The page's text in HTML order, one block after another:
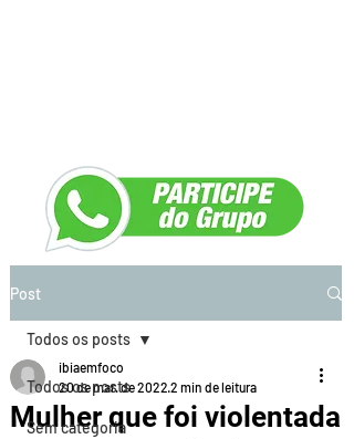
Post
Todos os posts
Sem categoria
Todos os posts
Mulher que foi violentada
ibiaemfoco
20 de mar. de 2022 2 min de leitura